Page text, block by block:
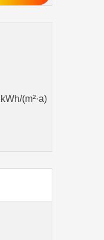
kWh/(m²·a)